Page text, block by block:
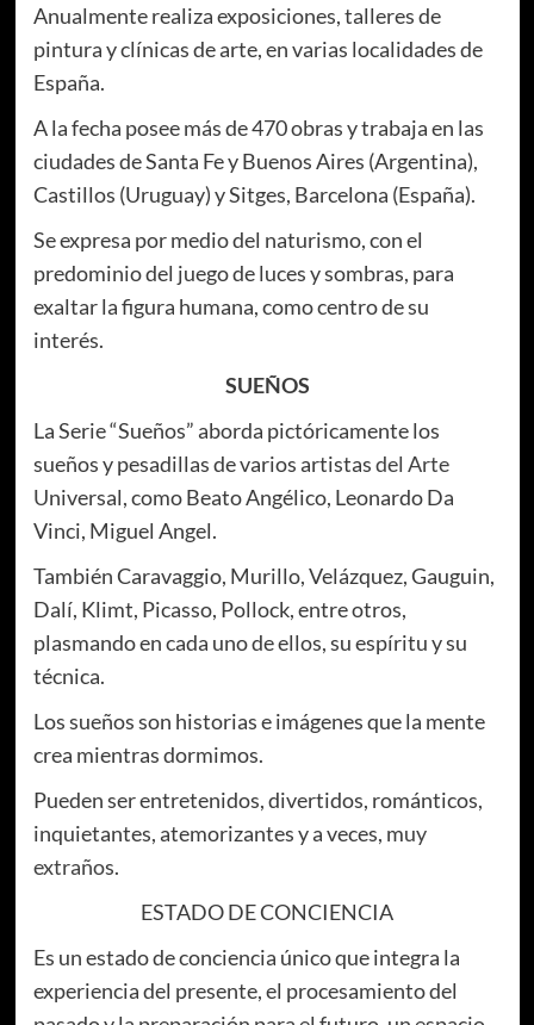
Anualmente realiza exposiciones, talleres de
pintura y clínicas de arte, en varias localidades de
España.
A la fecha posee más de 470 obras y trabaja en las
ciudades de Santa Fe y Buenos Aires (Argentina),
Castillos (Uruguay) y Sitges, Barcelona (España).
Se expresa por medio del naturismo, con el
predominio del juego de luces y sombras, para
exaltar la figura humana, como centro de su
interés.
SUEÑOS
La Serie “Sueños” aborda pictóricamente los
sueños y pesadillas de varios artistasdel Arte
Universal, como Beato Angélico, Leonardo Da
Vinci, Miguel Angel.
También Caravaggio, Murillo, Velázquez, Gauguin,
Dalí, Klimt, Picasso, Pollock, entre otros,
plasmando en cada uno de ellos, su espíritu y su
técnica.
Los sueños son historias e imágenes que la mente
crea mientras dormimos.
Pueden ser entretenidos, divertidos, románticos,
inquietantes, atemorizantes y a veces, muy
extraños.
ESTADO DE CONCIENCIA
Es un estado de conciencia único que integra la
experiencia del presente, el procesamiento del